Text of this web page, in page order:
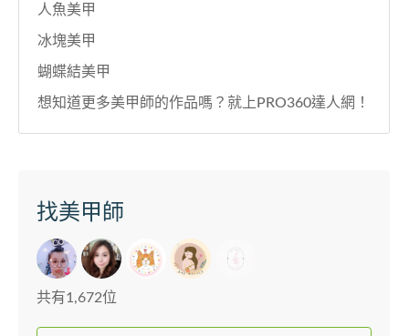
人魚美甲
冰塊美甲
蝴蝶結美甲
想知道更多美甲師的作品嗎？就上PRO360達人網！
找美甲師
共有1,672位